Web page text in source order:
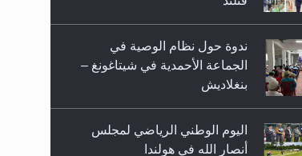
ندوة حول نظام الوصية في
الجماعة الأحمدية في شيتاغونغ –
بنغلاديش
اليوم الوطني الرياضي لمجلس
أنصار الله في هولندا